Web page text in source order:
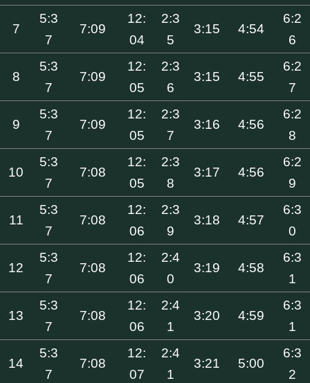
7
5:3
7
7:09
12:
04
2:3
5
3:15 4:54
6:2
6
8
5:3
7
7:09
12:
05
2:3
6
3:15 4:55
6:2
7
9
5:3
7
7:09
12:
05
2:3
7
3:16 4:56
6:2
8
10
5:3
7
7:08
12:
05
2:3
8
3:17 4:56
6:2
9
11
5:3
7
7:08
12:
06
2:3
9
3:18 4:57
6:3
0
12
5:3
7
7:08
12:
06
2:4
0
3:19 4:58
6:3
1
13
5:3
7
7:08
12:
06
2:4
1
3:20 4:59
6:3
1
14
5:3
7
7:08
12:
07
2:4
1
3:21 5:00
6:3
2